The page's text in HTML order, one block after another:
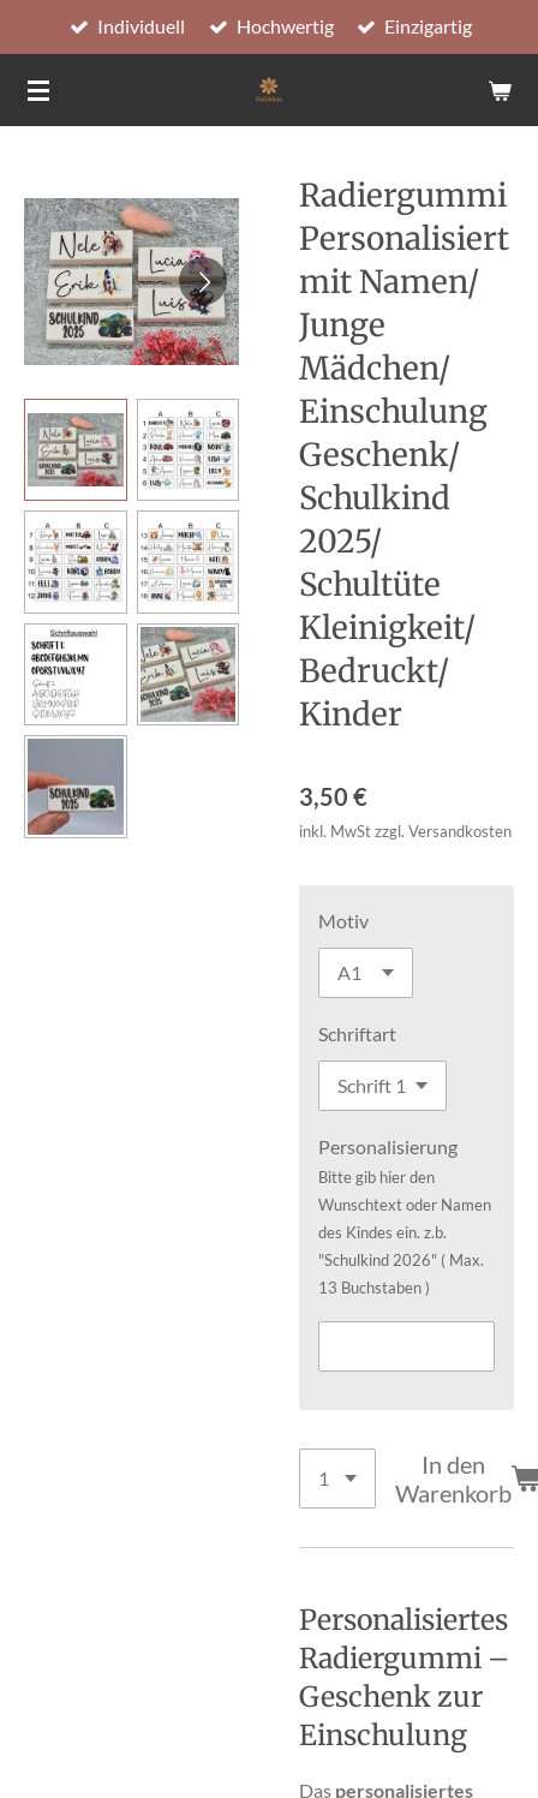
Hauptinhalt
springen
Individuell Hochwertig Einzigartig
Radiergummi
Personalisiert
mit Namen/
Junge
Mädchen/
Einschulung
Geschenk/
Schulkind
2025/
Schultüte
Kleinigkeit/
Bedruckt/
Kinder
3,50 €
inkl. MwSt zzgl. Versandkosten
Motiv
Schriftart
Personalisierung
Bitte gib hier den
Wunschtext oder Namen
des Kindes ein. z.b.
"Schulkind 2026" ( Max.
13 Buchstaben )
In den
Warenkorb
Personalisiertes
Radiergummi –
Geschenk zur
Einschulung
Das personalisiertes